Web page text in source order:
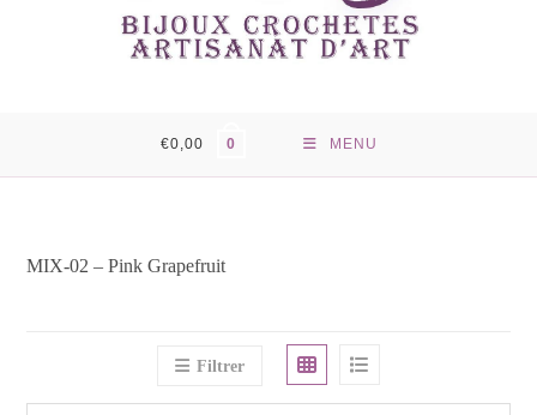
€0,00 0 MENU
MIX-02 – Pink Grapefruit
Filtrer